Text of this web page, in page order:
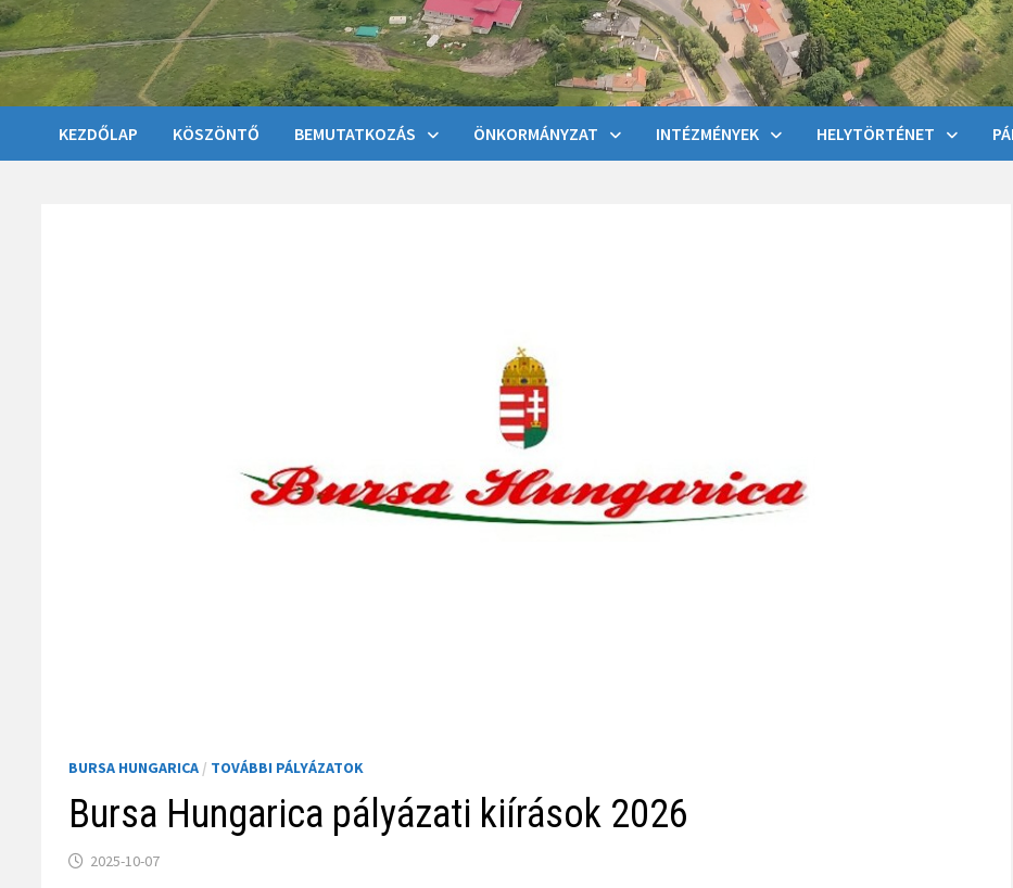
KEZDŐLAP KÖSZÖNTŐ BEMUTATKOZÁS ÖNKORMÁNYZAT INTÉZMÉNYEK HELYTÖRTÉNET
BURSA HUNGARICA / TOVÁBBI PÁLYÁZATOK
Bursa Hungarica pályázati kiírások 2026
2025-10-07